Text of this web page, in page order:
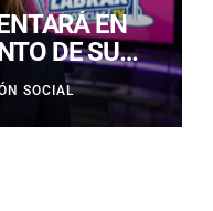
EN
DE SU
Y
SOCIAL